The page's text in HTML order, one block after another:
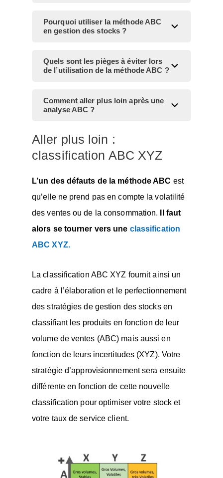
​Pourquoi utiliser la méthode ABC
en gestion des stocks ?
Quels sont les pièges à éviter lors
de l’utilisation de la méthode ABC ?
​Comment aller plus loin après une
analyse ABC ?
Aller plus loin :
classification ABC XYZ
L’un des défauts de la méthode ABC est
qu’elle ne prend pas en compte la volatilité
des ventes ou de la consommation.
Il faut
alors se tourner vers une classification
ABC XYZ.
La classification ABC XYZ fournit ainsi un
cadre à l’élaboration et le perfectionnement
des stratégies de gestion des stocks en
classifiant les produits en fonction de leur
volume de ventes (ABC) mais aussi en
fonction de leurs incertitudes (XYZ). Votre
stratégie d’approvisionnement sera ensuite
différente en fonction de cette nouvelle
classification pour optimiser votre stock et
votre taux de service client.